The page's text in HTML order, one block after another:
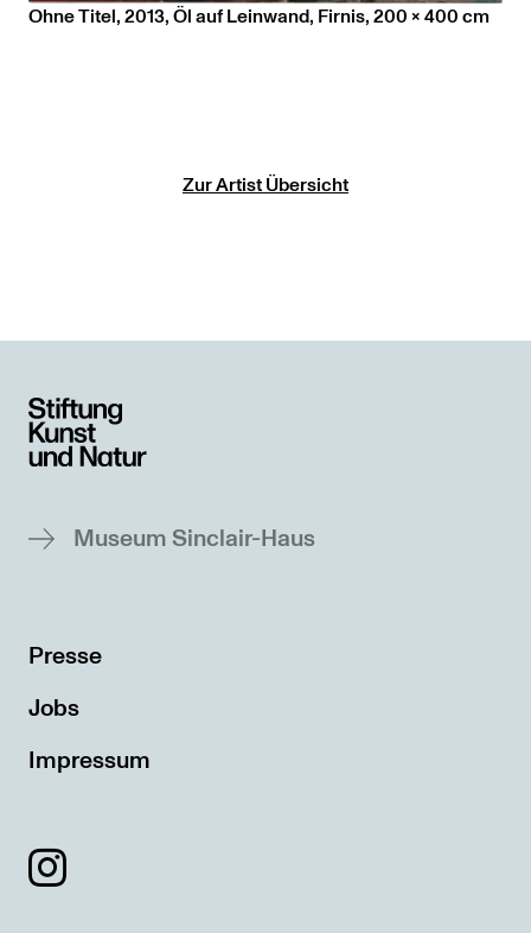
Ohne Titel, 2013, Öl auf Leinwand, Firnis, 200 x 400 cm
Zur Artist Übersicht
Museum Sinclair-Haus
Presse
Jobs
Impressum